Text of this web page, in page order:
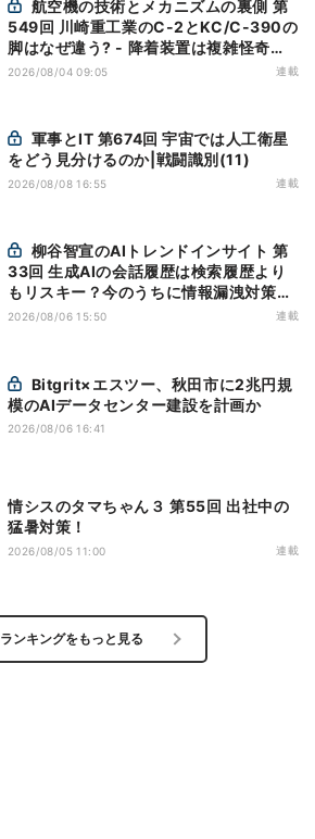
549回 川崎重工業のC-2とKC/C-390の
脚はなぜ違う? - 降着装置は複雑怪奇
(5)|軍用輸送機(10)
2026/08/04 09:05 連載
をどう見分けるのか|戦闘識別(11)
2026/08/08 16:55 連載
33回 生成AIの会話履歴は検索履歴より
もリスキー？今のうちに情報漏洩対策を
万全にしておこう
2026/08/06 15:50 連載
模のAIデータセンター建設を計画か
2026/08/06 16:41
情シスのタマちゃん３ 第55回 出社中の
猛暑対策！
2026/08/05 11:00 連載
ランキングをもっと見る